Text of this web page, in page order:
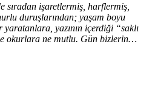
sıradan işaretlermiş, harflermiş,
duruşlarından; yaşam boyu
yazının içerdiği “saklı
okurlara ne mutlu. Gün bizlerin…